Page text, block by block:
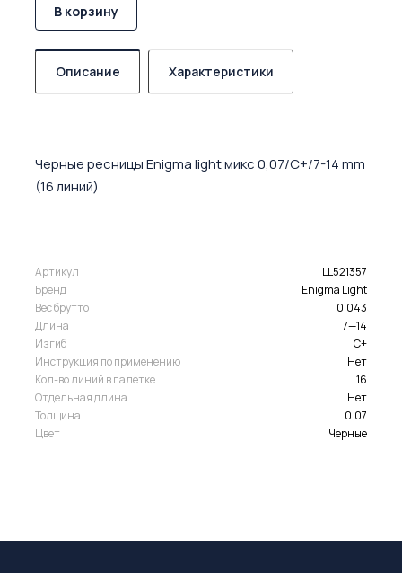
В корзину
Описание Характеристики
Черные ресницы Enigma light микс 0,07/C+/7-14 mm
(16 линий)
Артикул
LL521357
Бренд
Enigma Light
Вес брутто
0,043
Длина
7—14
Изгиб
C+
Инструкция по применению
Нет
Кол-во линий в палетке
16
Отдельная длина
Нет
Толщина
0.07
Цвет
Черные